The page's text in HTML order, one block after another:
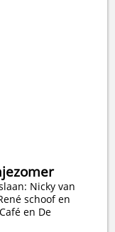
Nicky van
schoof en
en De